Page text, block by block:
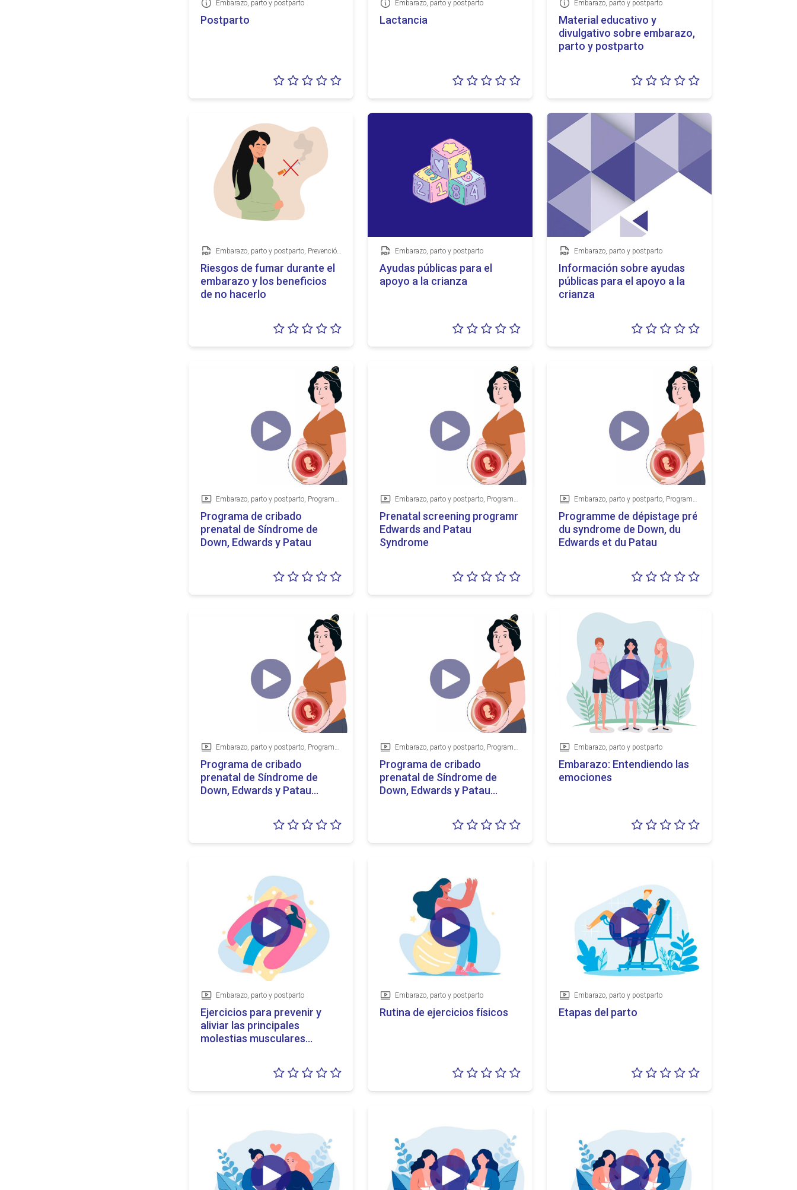
Información
Embarazo, parto y postparto
Postparto
Valoración:
Información
Embarazo, parto y postparto
Lactancia
Valoración:
Información
Embarazo, parto y postparto
Material educativo y
divulgativo sobre embarazo,
parto y postparto
Valoración:
Documento
Embarazo, parto y postparto, Prevención del tabaquismo
Riesgos de fumar durante el
embarazo y los beneficios
de no hacerlo
Valoración:
Documento
Embarazo, parto y postparto
Ayudas públicas para el
apoyo a la crianza
Valoración:
Documento
Embarazo, parto y postparto
Información sobre ayudas
públicas para el apoyo a la
crianza
Valoración:
Vídeo
Embarazo, parto y postparto, Programas de detección precoz
Programa de cribado
prenatal de Síndrome de
Down, Edwards y Patau
Valoración:
Vídeo
Embarazo, parto y postparto, Programas de detección precoz
Prenatal screening programme for Down,
Edwards and Patau
Syndrome
Valoración:
Vídeo
Embarazo, parto y postparto, Programas de detección precoz
Programme de dépistage prénatal
du syndrome de Down, du
Edwards et du Patau
Valoración:
Vídeo
Embarazo, parto y postparto, Programas de detección precoz
Programa de cribado
prenatal de Síndrome de
Down, Edwards y Patau
Valoración:
Vídeo
Embarazo, parto y postparto, Programas de detección precoz
Programa de cribado
prenatal de Síndrome de
Down, Edwards y Patau
Valoración:
Vídeo
Embarazo, parto y postparto
Embarazo: Entendiendo las
emociones
Valoración:
Vídeo
Embarazo, parto y postparto
Ejercicios para prevenir y
aliviar las principales
molestias musculares
Valoración:
Vídeo
Embarazo, parto y postparto
Rutina de ejercicios físicos
Valoración:
Vídeo
Embarazo, parto y postparto
Etapas del parto
Valoración: